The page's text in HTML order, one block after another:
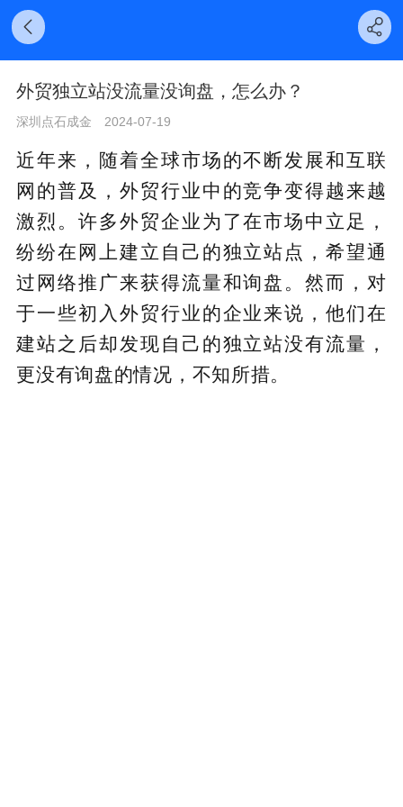
外贸独立站没流量没询盘，怎么办？
深圳点石成金 2024-07-19
近年来，随着全球市场的不断发展和互联
网的普及，外贸行业中的竞争变得越来越
激烈。许多外贸企业为了在市场中立足，
纷纷在网上建立自己的独立站点，希望通
过网络推广来获得流量和询盘。然而，对
于一些初入外贸行业的企业来说，他们在
建站之后却发现自己的独立站没有流量，
更没有询盘的情况，不知所措。